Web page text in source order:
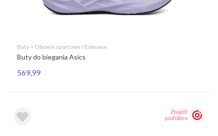
Buty > Obuwie sportowe / Eobuwie
Buty do biegania Asics
569,99
Znajdź
podobne